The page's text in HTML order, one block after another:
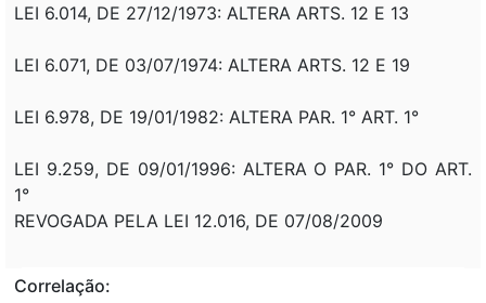
LEI 6.014, DE 27/12/1973: ALTERA ARTS. 12 E 13
LEI 6.071, DE 03/07/1974: ALTERA ARTS. 12 E 19
LEI 6.978, DE 19/01/1982: ALTERA PAR. 1° ART. 1°
LEI 9.259, DE 09/01/1996: ALTERA O PAR. 1° DO ART.
1°
REVOGADA PELA LEI 12.016, DE 07/08/2009
Correlação: